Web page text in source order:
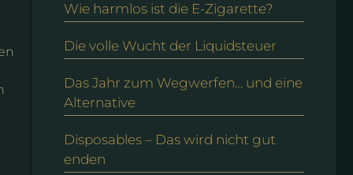
Wie harmlos ist die E-Zigarette?
Die volle Wucht der Liquidsteuer
Das Jahr zum Wegwerfen… und eine
Alternative
Disposables – Das wird nicht gut
enden